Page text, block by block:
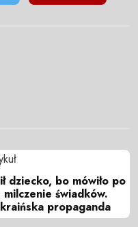
dziecko, bo mówiło po
świadków.
propaganda